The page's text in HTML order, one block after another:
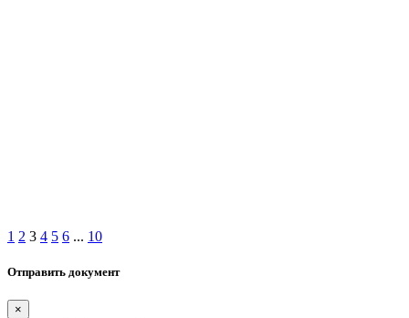
1 2 3 4 5 6 ... 10
Отправить документ
×